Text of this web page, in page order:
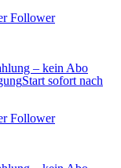
Follower
– kein Abo
Start sofort nach
Follower